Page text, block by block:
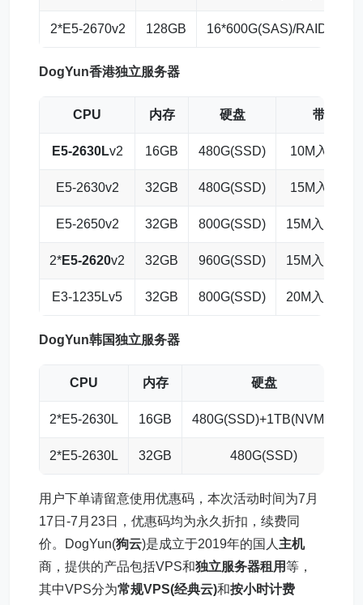
2*E5-2670v2 128GB 16*600G(SAS)/RAID50
DogYun香港独立服务器
CPU 内存 硬盘 带宽
E5-2630Lv2 16GB 480G(SSD) 10M入/5M出
E5-2630v2 32GB 480G(SSD) 15M入/5M出
E5-2650v2 32GB 800G(SSD) 15M入/10M
2*E5-2620v2 32GB 960G(SSD) 15M入/10M
E3-1235Lv5 32GB 800G(SSD) 20M入/15M
DogYun韩国独立服务器
CPU 内存 硬盘
2*E5-2630L 16GB 480G(SSD)+1TB(NVMe)
2*E5-2630L 32GB 480G(SSD)
用户下单请留意使用优惠码，本次活动时间为7月
17日-7月23日，优惠码均为永久折扣，续费同
价。DogYun(狗云)是成立于2019年的国人 主机
商，提供的产品包括VPS和独立服务器租用等，
其中VPS分为常规VPS(经典云)和按小时计费